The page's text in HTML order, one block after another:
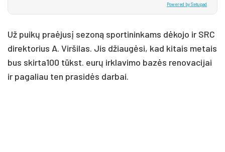
Powered by Setupad
Už pui­kų praė­ju­sį se­zo­ną spor­ti­nin­kams dė­ko­jo ir SRC
di­rek­to­rius A. Vir­ši­las. Jis džiau­gė­si, kad ki­tais me­tais
bus skirta100 tūkst. eu­rų irk­la­vi­mo ba­zės re­no­va­ci­jai
ir pa­ga­liau ten pra­si­dės dar­bai.